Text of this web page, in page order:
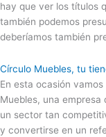
hay que ver los títulos
también podemos
deberíamos también
Círculo Muebles, tu
En esta ocasión
Muebles, una
un sector tan
y convertirse en un